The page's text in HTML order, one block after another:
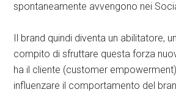
spontaneamente avvengono nei
Il brand quindi diventa un abilitatore,
compito di sfruttare questa forza
ha il cliente (customer
influenzare il comportamento del